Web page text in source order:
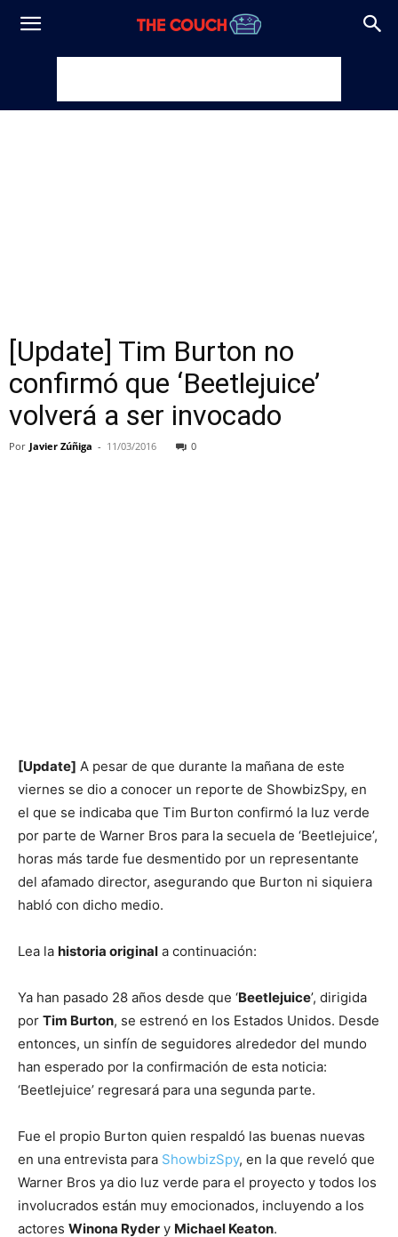
[Update] Tim Burton no
confirmó que ‘Beetlejuice’
volverá a ser invocado
Por Javier Zúñiga - 11/03/2016 0
[Update] A pesar de que durante la mañana de este
viernes se dio a conocer un reporte de ShowbizSpy, en
el que se indicaba que Tim Burton confirmó la luz verde
por parte de Warner Bros para la secuela de ‘Beetlejuice’,
horas más tarde fue desmentido por un representante
del afamado director, asegurando que Burton ni siquiera
habló con dicho medio.
Lea la historia original a continuación:
Ya han pasado 28 años desde que ‘Beetlejuice’, dirigida
por Tim Burton, se estrenó en los Estados Unidos. Desde
entonces, un sinfín de seguidores alrededor del mundo
han esperado por la confirmación de esta noticia:
‘Beetlejuice’ regresará para una segunda parte.
Fue el propio Burton quien respaldó las buenas nuevas
en una entrevista para ShowbizSpy, en la que reveló que
Warner Bros ya dio luz verde para el proyecto y todos los
involucrados están muy emocionados, incluyendo a los
actores Winona Ryder y Michael Keaton.